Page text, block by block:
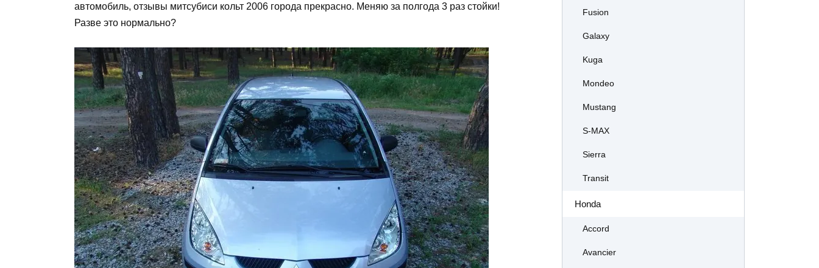
автомобиль, отзывы митсубиси кольт 2006 города прекрасно. Меняю за полгода 3 раз стойки!
Разве это нормально?
Fusion
Galaxy
Kuga
Mondeo
Mustang
S-MAX
Sierra
Transit
Honda
Accord
Avancier